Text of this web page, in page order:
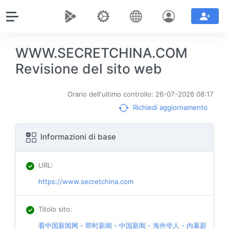
WWW.SECRETCHINA.COM
Revisione del sito web
Orario dell'ultimo controllo: 26-07-2026 08:17
Richiedi aggiornamento
Informazioni di base
URL:
https://www.secretchina.com
Titolo sito:
看中国新闻网 - 即时新闻 - 中国新闻 - 海外华人 - 内幕新